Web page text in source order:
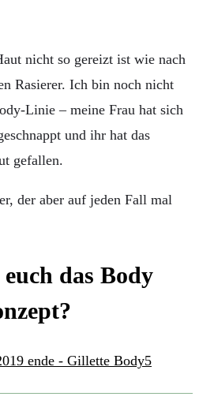
nicht so gereizt ist wie nach
Rasierer. Ich bin noch nicht
Linie – meine Frau hat sich
und ihr hat das
gefallen.
der aber auf jeden Fall mal
das Body